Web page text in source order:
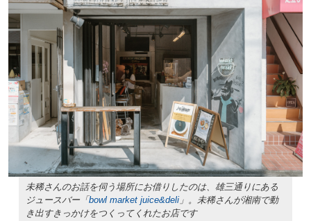
未稀さんのお話を伺う場所にお借りしたのは、雄三通りにある
ジュースバー「bowl market juice&deli」。未稀さんが湘南で動
き出すきっかけをつくってくれたお店です